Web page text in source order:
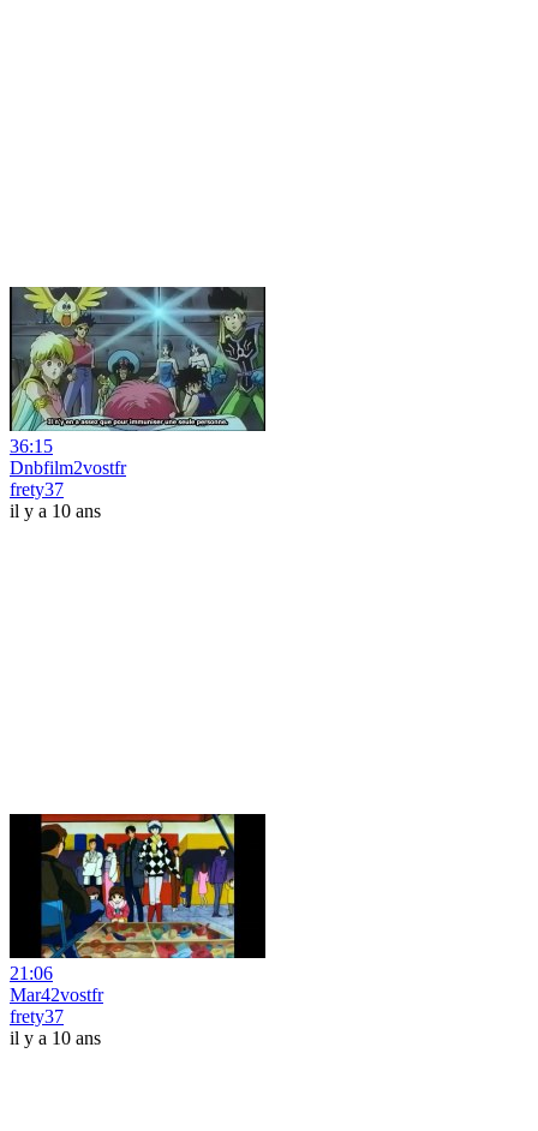
36:15
Dnbfilm2vostfr
frety37
il y a 10 ans
21:06
Mar42vostfr
frety37
il y a 10 ans